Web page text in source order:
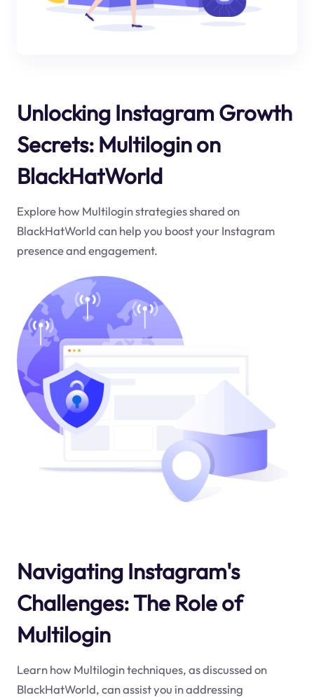
Unlocking Instagram Growth
Secrets: Multilogin on
BlackHatWorld
Explore how Multilogin strategies shared on
BlackHatWorld can help you boost your Instagram
presence and engagement.
Navigating Instagram's
Challenges: The Role of
Multilogin
Learn how Multilogin techniques, as discussed on
BlackHatWorld, can assist you in addressing